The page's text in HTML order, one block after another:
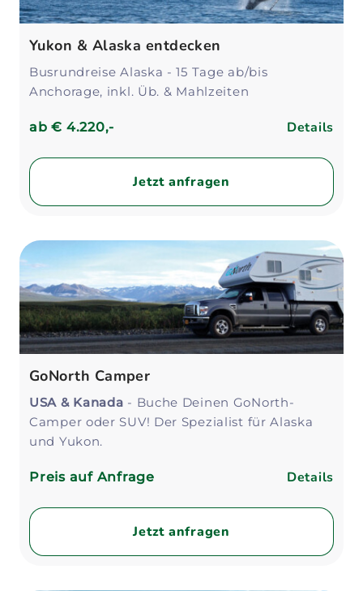
Yukon & Alaska entdecken
Busrundreise Alaska - 15 Tage ab/bis
Anchorage, inkl. Üb. & Mahlzeiten
ab€ 4.220,- Details
Jetzt anfragen
GoNorth Camper
USA & Kanada - Buche Deinen GoNorth-
Camper oder SUV! Der Spezialist für Alaska
und Yukon.
Preis auf Anfrage Details
Jetzt anfragen